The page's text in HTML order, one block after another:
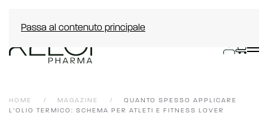
Passa al contenuto principale
HOME MAGAZINE
QUANTO SPESSO APPLICARE
L’OLIO TERMICO: SCHEMA PER ATLETI E FITNESS LOVER